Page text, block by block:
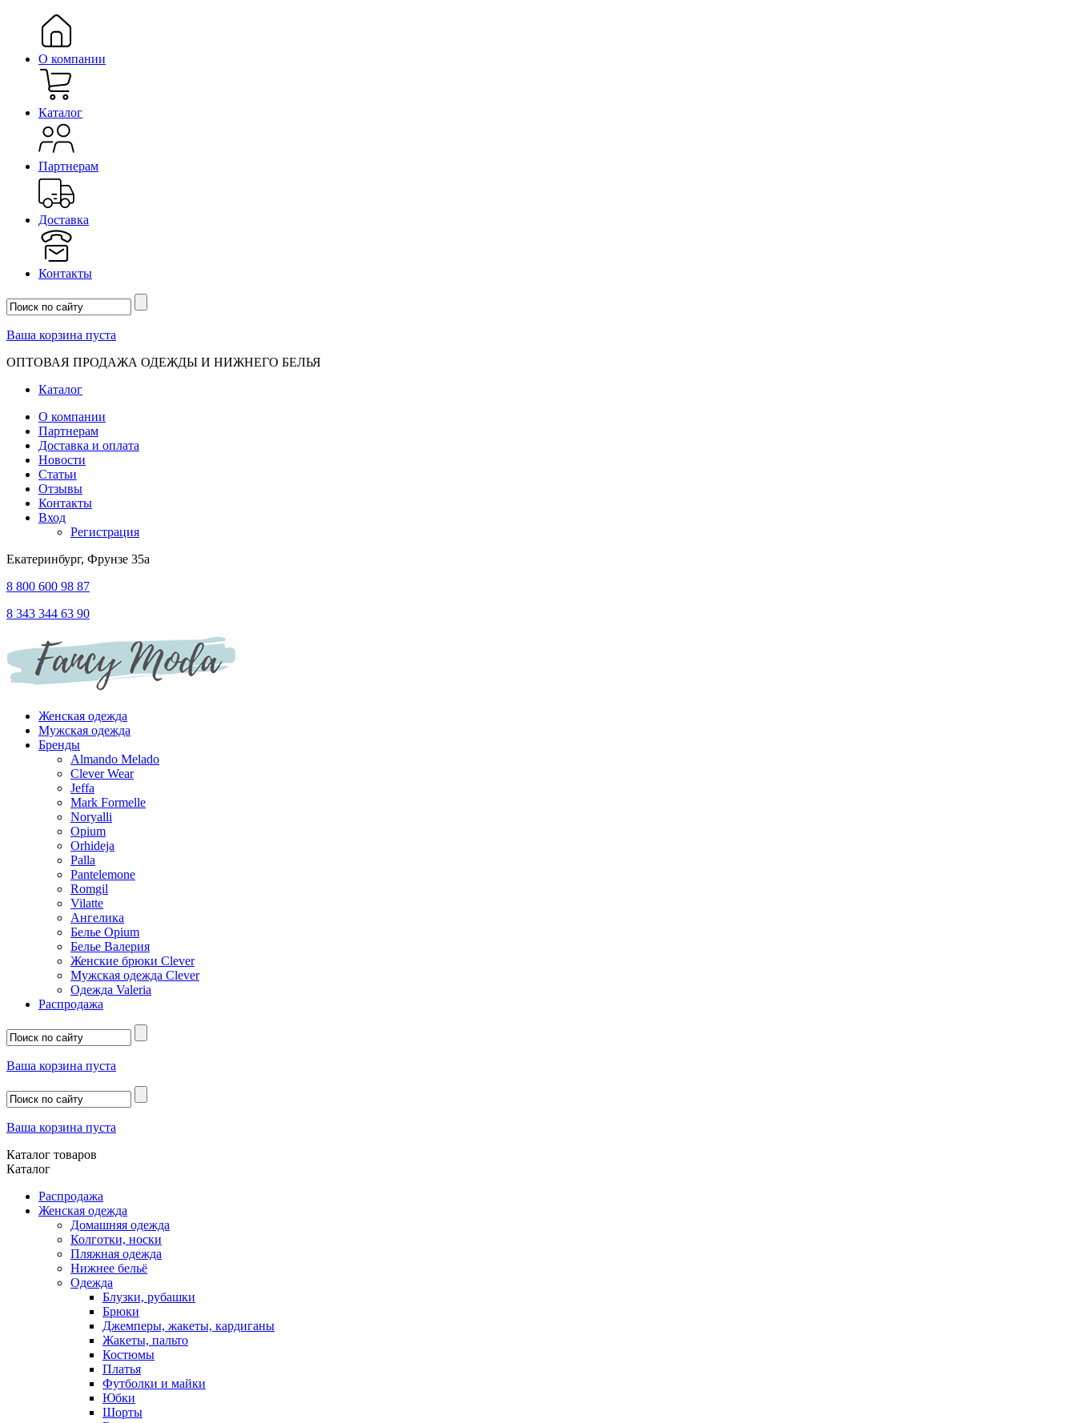
О компании
Каталог
Партнерам
Доставка
Контакты
Ваша корзина пуста
ОПТОВАЯ ПРОДАЖА ОДЕЖДЫ И НИЖНЕГО БЕЛЬЯ
Каталог
О компании
Партнерам
Доставка и оплата
Новости
Статьи
Отзывы
Контакты
Вход
Регистрация
Екатеринбург, Фрунзе 35а
8 800 600 98 87
8 343 344 63 90
Женская одежда
Мужская одежда
Бренды
Almando Melado
Clever Wear
Jeffa
Mark Formelle
Noryalli
Opium
Orhideja
Palla
Pantelemone
Romgil
Vilatte
Ангелика
Белье Opium
Белье Валерия
Женские брюки Clever
Мужская одежда Clever
Одежда Valeria
Распродажа
Ваша корзина пуста
Ваша корзина пуста
Каталог товаров
Каталог
Распродажа
Женская одежда
Домашняя одежда
Колготки, носки
Пляжная одежда
Нижнее бельё
Одежда
Блузки, рубашки
Брюки
Джемперы, жакеты, кардиганы
Жакеты, пальто
Костюмы
Платья
Футболки и майки
Юбки
Шорты